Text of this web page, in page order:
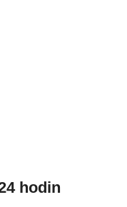
hodin